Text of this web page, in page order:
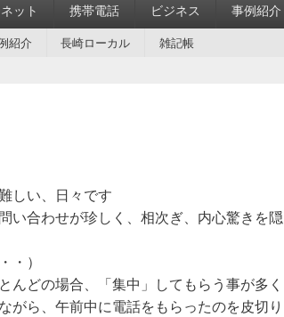
ット 携帯電話 ビジネス 事例紹介
紹介 長崎ローカル 雑記帳
しい、日々です
い合わせが珍しく、相次ぎ、内心驚きを隠
・）
んどの場合、「集中」してもらう事が多く
がら、午前中に電話をもらったのを皮切り